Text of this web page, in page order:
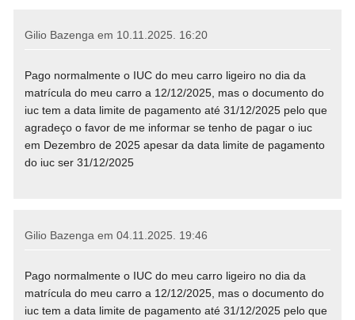
Gilio Bazenga em 10.11.2025. 16:20
Pago normalmente o IUC do meu carro ligeiro no dia da
matrícula do meu carro a 12/12/2025, mas o documento do
iuc tem a data limite de pagamento até 31/12/2025 pelo que
agradeço o favor de me informar se tenho de pagar o iuc
em Dezembro de 2025 apesar da data limite de pagamento
do iuc ser 31/12/2025
Gilio Bazenga em 04.11.2025. 19:46
Pago normalmente o IUC do meu carro ligeiro no dia da
matrícula do meu carro a 12/12/2025, mas o documento do
iuc tem a data limite de pagamento até 31/12/2025 pelo que